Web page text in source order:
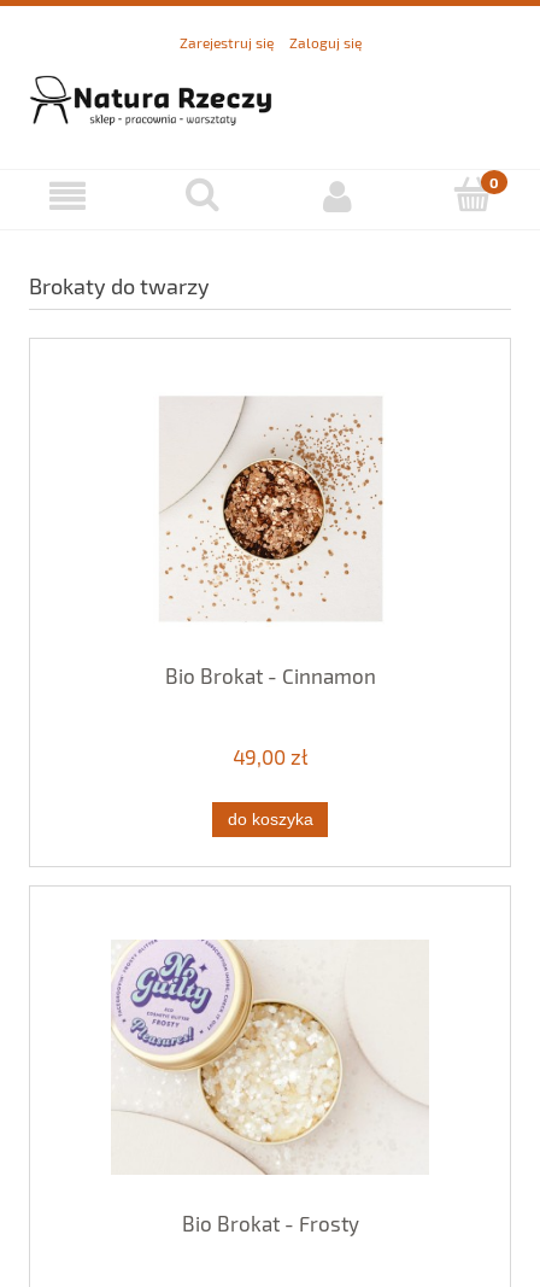
Zarejestruj się Zaloguj się
Brokaty do twarzy
Bio Brokat - Cinnamon
49,00 zł
do koszyka
Bio Brokat - Frosty